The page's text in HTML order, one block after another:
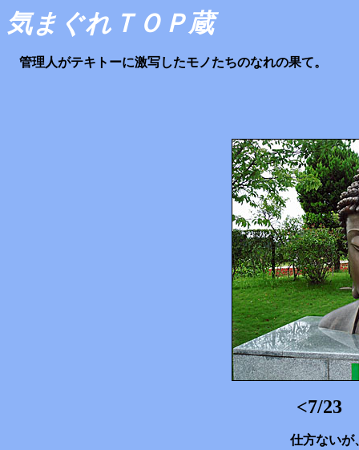
気まぐれＴＯＰ蔵
管理人がテキトーに激写したモノたちのなれの果て。
<7/23
仕方ないが